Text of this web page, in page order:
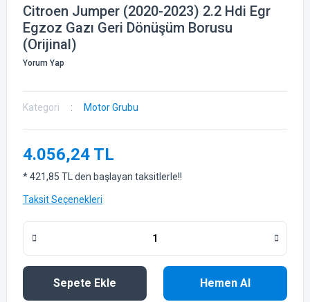
Citroen Jumper (2020-2023) 2.2 Hdi Egr
Egzoz Gazı Geri Dönüşüm Borusu
(Orijinal)
Yorum Yap
Kategori Motor Grubu
4.056,24 TL
* 421,85 TL den başlayan taksitlerle!!
Taksit Seçenekleri
Sepete Ekle Hemen Al